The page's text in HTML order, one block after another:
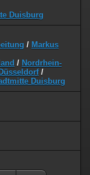
Duisburg
/ Markus
/ Nordrhein-
/
Duisburg